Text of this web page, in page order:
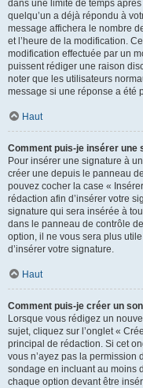
dans une limite de temps
quelqu’un a déjà répondu à
message affichera le nombre
et l’heure de la modification.
modification effectuée par un
puissent rédiger une raison
noter que les utilisateurs
message si une réponse a été
Haut
Comment puis-je insérer une
Pour insérer une signature à
créer une depuis le panneau
pouvez cocher la case «
rédaction afin d’insérer votre
signature qui sera insérée à
dans le panneau de contrôle
option, il ne vous sera plus
d’insérer votre signature.
Haut
Comment puis-je créer un
Lorsque vous rédigez un
sujet, cliquez sur l’onglet «
principal de rédaction. Si cet
vous n’ayez pas la permission
sondage en incluant au moins
chaque option devant être